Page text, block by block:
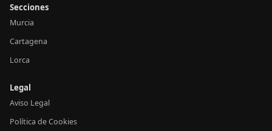
Secciones
Murcia
Cartagena
Lorca
Legal
Aviso Legal
Política de Cookies